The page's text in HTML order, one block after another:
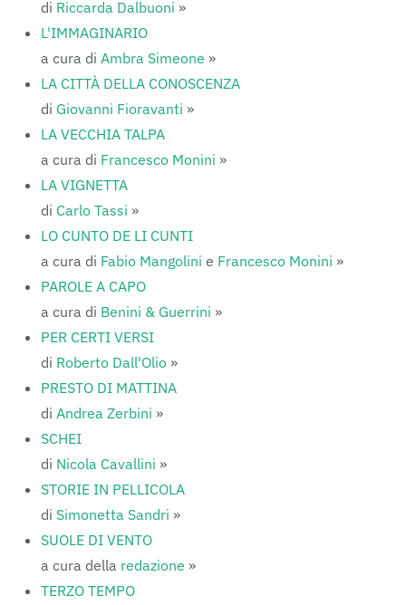
di Riccarda Dalbuoni »
L'IMMAGINARIO
a cura di Ambra Simeone »
LA CITTÀ DELLA CONOSCENZA
di Giovanni Fioravanti »
LA VECCHIA TALPA
a cura di Francesco Monini »
LA VIGNETTA
di Carlo Tassi »
LO CUNTO DE LI CUNTI
a cura di Fabio Mangolini e Francesco Monini »
PAROLE A CAPO
a cura di Benini & Guerrini »
PER CERTI VERSI
di Roberto Dall'Olio »
PRESTO DI MATTINA
di Andrea Zerbini »
SCHEI
di Nicola Cavallini »
STORIE IN PELLICOLA
di Simonetta Sandri »
SUOLE DI VENTO
a cura della redazione »
TERZO TEMPO